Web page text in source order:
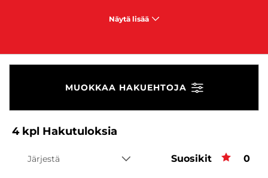
Näytä lisää
MUOKKAA HAKUEHTOJA
4kpl Hakutuloksia
Järjestä Suosikit 0